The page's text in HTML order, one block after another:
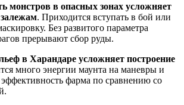
монстров в опасных зонах усложняет
. Приходится вступать в бой или
Без развитого параметра
прерывают сбор руды.
в Харандаре усложняет построение
много энергии маунта на маневры и
эффективность фарма по сравнению со